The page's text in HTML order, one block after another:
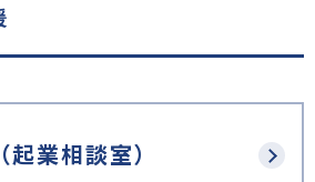
業相談室）